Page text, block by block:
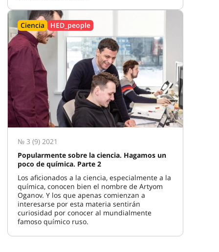
Ciencia HED_people
№ 3 (9) 2021
Popularmente sobre la ciencia. Hagamos un
poco de química. Parte 2
Los aficionados a la ciencia, especialmente a la
química, conocen bien el nombre de Artyom
Oganov. Y los que apenas comienzan a
interesarse por esta materia sentirán
curiosidad por conocer al mundialmente
famoso químico ruso.